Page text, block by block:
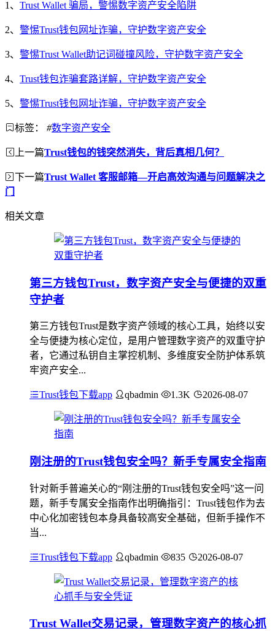
1、 Trust Wallet 骗局，警惕数字资产安全陷阱
2、 警惕Trust钱包网址诈骗，守护数字资产安全
3、 警惕Trust Wallet助记词碰撞风险，守护数字资产安全
4、 Trust钱包诈骗套路详解，守护数字资产安全
5、 警惕Trust钱包网址诈骗，守护数字资产安全
标签： #数字资产安全
上一篇Trust钱包的钱突然消失，背后真相几何？
下一篇Trust Wallet 客服邮箱—开启高效沟通与问题解决之
门
相关文章
第三方钱包Trust，数字资产安全与便捷的双重
守护者
第三方钱包Trust是数字资产领域的核心工具，始终以安
全与便捷为核心定位，是用户管理数字资产的双重守护
者，它通过私钥自主掌控机制、多维度安全防护体系筑
牢资产安全...
Trust钱包下载app qbadmin 1.3K 2026-08-07
刚注册的Trust钱包安全吗？新手专属安全指南
针对新手普遍关心的“刚注册的Trust钱包安全吗”这一问
题，新手专属安全指南作出明确指引：Trust钱包作为去
中心化加密钱包本身具备较高安全基础，但新手操作不
当...
Trust钱包下载app qbadmin 835 2026-08-07
Trust Wallet交易记录，管理数字资产的核心抓